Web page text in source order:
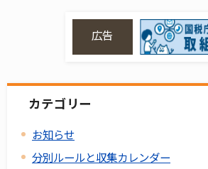
広告
カテゴリー
お知らせ
分別ルールと収集カレンダー